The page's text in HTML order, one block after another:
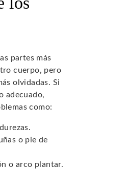
partes más
cuerpo, pero
olvidadas. Si
adecuado,
como:
o pie de
o arco plantar.